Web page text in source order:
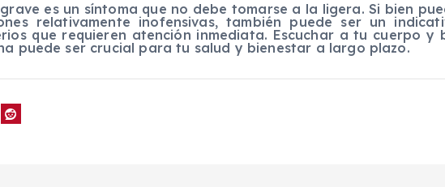
es un síntoma que no debe tomarse a la ligera. Si bien
relativamente inofensivas, también puede ser un
que requieren atención inmediata. Escuchar a tu cuerpo y
puede ser crucial para tu salud y bienestar a largo plazo.